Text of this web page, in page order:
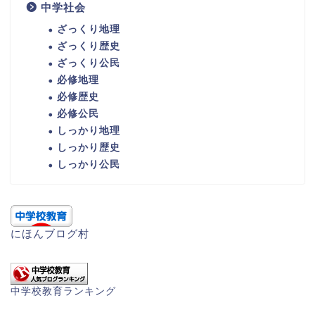
中学社会
ざっくり地理
ざっくり歴史
ざっくり公民
必修地理
必修歴史
必修公民
しっかり地理
しっかり歴史
しっかり公民
にほんブログ村
中学校教育ランキング